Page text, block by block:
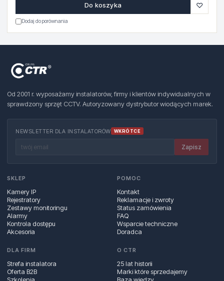
Do koszyka ♡
Dodaj do porównania
Od 2001 r. wyposażamy instalatorów, firmy i klientów indywidualnych w
sprawdzony sprzęt CCTV. Autoryzowany dystrybutor wiodących marek.
NEWSLETTER DLA INSTALATORÓW WKRÓTCE
Zapisz
SKLEP
Kamery IP
Rejestratory
Zestawy monitoringu
Alarmy
Kontrola dostępu
Akcesoria
POMOC
Kontakt
Reklamacje i zwroty
Status zamówienia
FAQ
Wsparcie techniczne
Doradca
DLA FIRM
Strefa instalatora
Oferta B2B
O CTR
25 lat historii
Marki które sprzedajemy